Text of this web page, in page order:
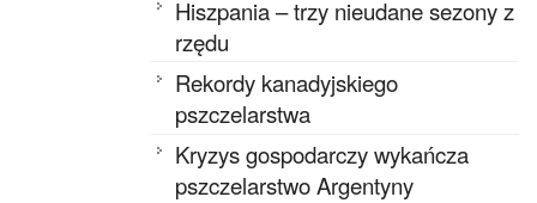
Hiszpania – trzy nieudane sezony z
rzędu
Rekordy kanadyjskiego
pszczelarstwa
Kryzys gospodarczy wykańcza
pszczelarstwo Argentyny